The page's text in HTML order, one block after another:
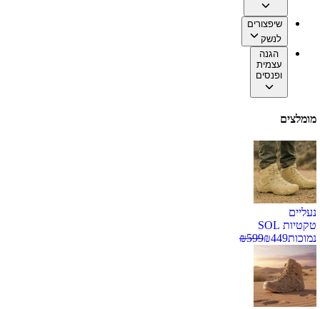
שיפצורים
לנשק
הגנה
עצמית
ופנסים
מומלצים
נעליים
טקטיות SOL
נמוכות
₪449
₪599